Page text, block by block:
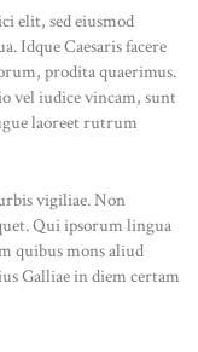
elit, sed eiusmod
Idque Caesaris facere
prodita quaerimus.
vel iudice vincam, sunt
laoreet rutrum
vigiliae. Non
Qui ipsorum lingua
quibus mons aliud
Galliae in diem certam